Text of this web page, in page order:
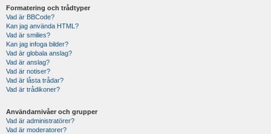
Formatering och trådtyper
Vad är BBCode?
Kan jag använda HTML?
Vad är smilies?
Kan jag infoga bilder?
Vad är globala anslag?
Vad är anslag?
Vad är notiser?
Vad är låsta trådar?
Vad är trådikoner?
Användarnivåer och grupper
Vad är administratörer?
Vad är moderatorer?